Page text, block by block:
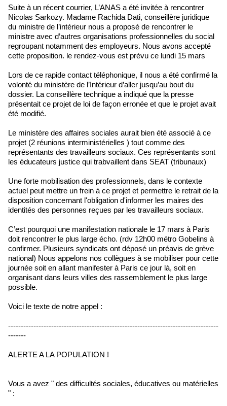
Suite à un récent courrier, L’ANAS a été invitée à rencontrer
Nicolas Sarkozy. Madame Rachida Dati, conseillère juridique
du ministre de l’intérieur nous a proposé de rencontrer le
ministre avec d’autres organisations professionnelles du social
regroupant notamment des employeurs. Nous avons accepté
cette proposition. le rendez-vous est prévu ce lundi 15 mars
Lors de ce rapide contact téléphonique, il nous a été confirmé la
volonté du ministère de l’Intérieur d’aller jusqu’au bout du
dossier. La conseillère technique a indiqué que la presse
présentait ce projet de loi de façon erronée et que le projet avait
été modifié.
Le ministère des affaires sociales aurait bien été associé à ce
projet (2 réunions interministérielles ) tout comme des
représentants des travailleurs sociaux. Ces représentants sont
les éducateurs justice qui trabvaillent dans SEAT (tribunaux)
Une forte mobilisation des professionnels, dans le contexte
actuel peut mettre un frein à ce projet et permettre le retrait de la
disposition concernant l'obligation d'informer les maires des
identités des personnes reçues par les travailleurs sociaux.
C’est pourquoi une manifestation nationale le 17 mars à Paris
doit rencontrer le plus large écho. (rdv 12h00 métro Gobelins à
confirmer. Plusieurs syndicats ont déposé un préavis de grève
national) Nous appelons nos collègues à se mobiliser pour cette
journée soit en allant manifester à Paris ce jour là, soit en
organisant dans leurs villes des rassemblement le plus large
possible.
Voici le texte de notre appel :
-----------------------------------------------------------------------------------
-------
ALERTE A LA POPULATION !
Vous a avez " des difficultés sociales, éducatives ou matérielles
" :